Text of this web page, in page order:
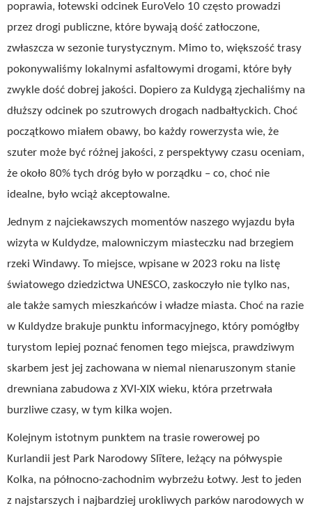
poprawia, łotewski odcinek EuroVelo 10 często prowadzi
przez drogi publiczne, które bywają dość zatłoczone,
zwłaszcza w sezonie turystycznym. Mimo to, większość trasy
pokonywaliśmy lokalnymi asfaltowymi drogami, które były
zwykle dość dobrej jakości. Dopiero za Kuldygą zjechaliśmy na
dłuższy odcinek po szutrowych drogach nadbałtyckich. Choć
początkowo miałem obawy, bo każdy rowerzysta wie, że
szuter może być różnej jakości, z perspektywy czasu oceniam,
że około 80% tych dróg było w porządku – co, choć nie
idealne, było wciąż akceptowalne.
Jednym z najciekawszych momentów naszego wyjazdu była
wizyta w Kuldydze, malowniczym miasteczku nad brzegiem
rzeki Windawy. To miejsce, wpisane w 2023 roku na listę
światowego dziedzictwa UNESCO, zaskoczyło nie tylko nas,
ale także samych mieszkańców i władze miasta. Choć na razie
w Kuldydze brakuje punktu informacyjnego, który pomógłby
turystom lepiej poznać fenomen tego miejsca, prawdziwym
skarbem jest jej zachowana w niemal nienaruszonym stanie
drewniana zabudowa z XVI-XIX wieku, która przetrwała
burzliwe czasy, w tym kilka wojen.
Kolejnym istotnym punktem na trasie rowerowej po
Kurlandii jest Park Narodowy Slītere, leżący na półwyspie
Kolka, na północno-zachodnim wybrzeżu Łotwy. Jest to jeden
z najstarszych i najbardziej urokliwych parków narodowych w